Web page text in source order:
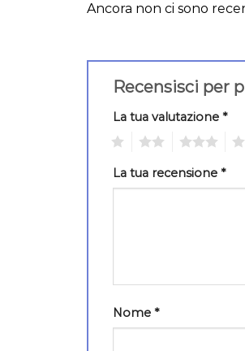
Ancora non ci sono
Recensisci per
La tua valutazione *
La tua recensione *
Nome *